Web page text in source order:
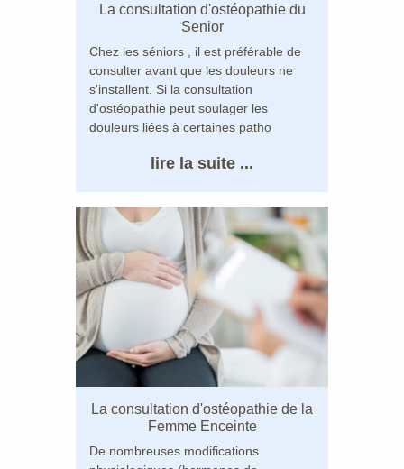
La consultation d'ostéopathie du
Senior
Chez les séniors , il est préférable de
consulter avant que les douleurs ne
s'installent. Si la consultation
d'ostéopathie peut soulager les
douleurs liées à certaines patho
lire la suite ...
La consultation d'ostéopathie de la
Femme Enceinte
De nombreuses modifications